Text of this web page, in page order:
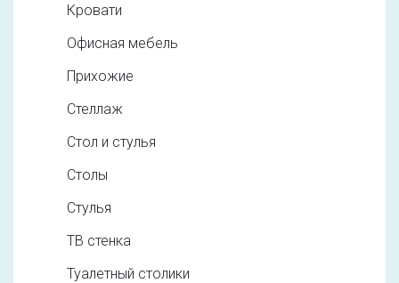
Кровати
Офисная мебель
Прихожие
Стеллаж
Стол и стулья
Столы
Стулья
ТВ стенка
Туалетный столики